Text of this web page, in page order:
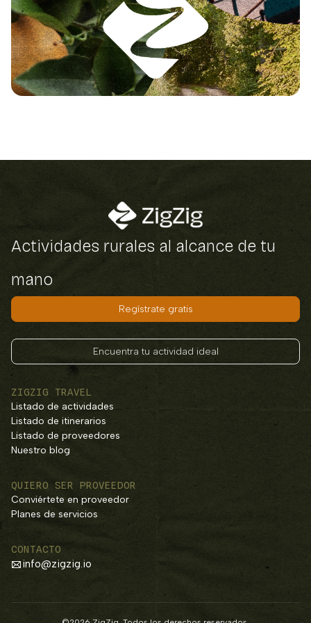
Actividades rurales al alcance de tu
mano
Regístrate gratis
Encuentra tu actividad ideal
ZIGZIG TRAVEL
Listado de actividades
Listado de itinerarios
Listado de proveedores
Nuestro blog
QUIERO SER PROVEEDOR
Conviértete en proveedor
Planes de servicios
CONTACTO
info@zigzig.io